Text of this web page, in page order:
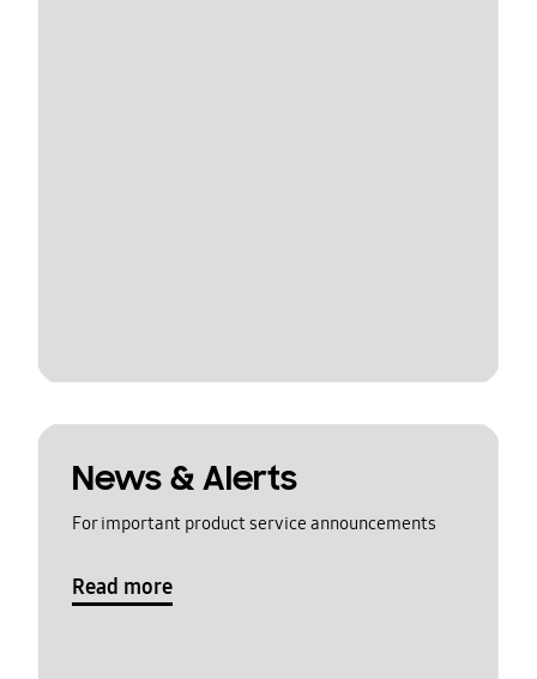
News & Alerts
For important product service announcements
Read more